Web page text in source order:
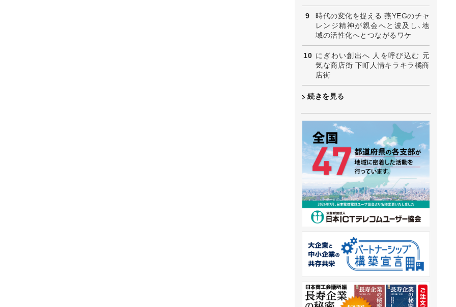
時代の変化を捉える 燕YEGのチャ
レンジ精神が親会へと波及し、地
域の活性化へとつながるワケ
にぎわい創出へ 人を呼び込む 元
気な商店街 下町人情キラキラ橘商
店街
続きを見る